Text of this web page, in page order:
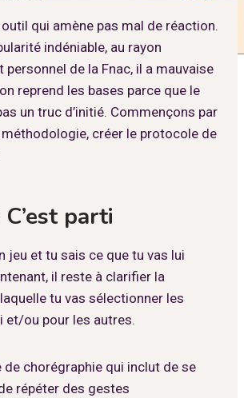
qui amène pas mal de réaction.
indéniable, au rayon
personnel de la Fnac, il a mauvaise
reprend les bases parce que le
un truc d’initié. Commençons par
créer le protocole de
parti
jeu et tu sais ce que tu vas lui
il reste à clarifier la
tu vas sélectionner les
et/ou pour les autres.
de chorégraphie qui inclut de se
répéter des gestes